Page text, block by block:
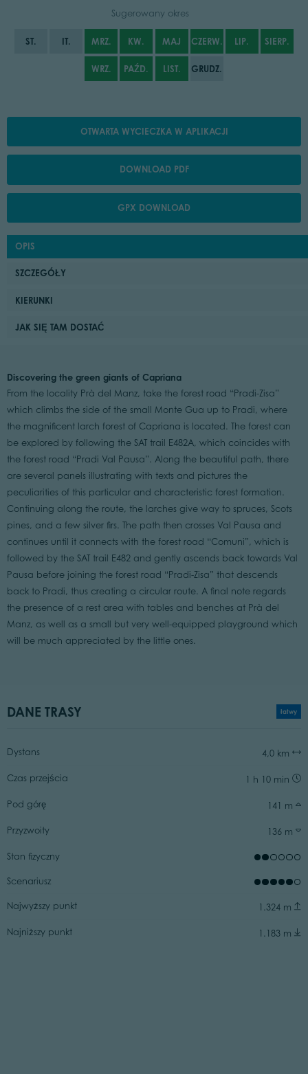
Sugerowany okres
ST. IT. MRZ. KW. MAJ CZERW. LIP. SIERP.
WRZ. PAŹD. LIST. GRUDZ.
OTWARTA WYCIECZKA W APLIKACJI
DOWNLOAD PDF
GPX DOWNLOAD
OPIS
SZCZEGÓŁY
KIERUNKI
JAK SIĘ TAM DOSTAĆ
Discovering the green giants of Capriana
From the locality Prà del Manz, take the forest road “Pradi-Zisa”
which climbs the side of the small Monte Gua up to Pradi, where
the magnificent larch forest of Capriana is located. The forest can
be explored by following the SAT trail E482A, which coincides with
the forest road “Pradi Val Pausa”. Along the beautiful path, there
are several panels illustrating with texts and pictures the
peculiarities of this particular and characteristic forest formation.
Continuing along the route, the larches give way to spruces, Scots
pines, and a few silver firs. The path then crosses Val Pausa and
continues until it connects with the forest road “Comuni”, which is
followed by the SAT trail E482 and gently ascends back towards Val
Pausa before joining the forest road “Pradi-Zisa” that descends
back to Pradi, thus creating a circular route. A final note regards
the presence of a rest area with tables and benches at Prà del
Manz, as well as a small but very well-equipped playground which
will be much appreciated by the little ones.
DANE TRASY łatwy
Dystans 4,0 km
Czas przejścia 1 h 10 min
Pod górę 141 m
Przyzwoity 136 m
Stan fizyczny
Scenariusz
Najwyższy punkt 1.324 m
Najniższy punkt 1.183 m